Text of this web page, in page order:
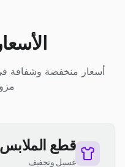
أسعار منخفضة وشفافة
قطع الملابس
غسيل وتجفيف